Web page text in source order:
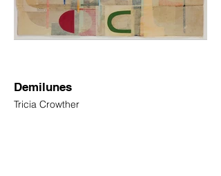
Demilunes
Tricia Crowther